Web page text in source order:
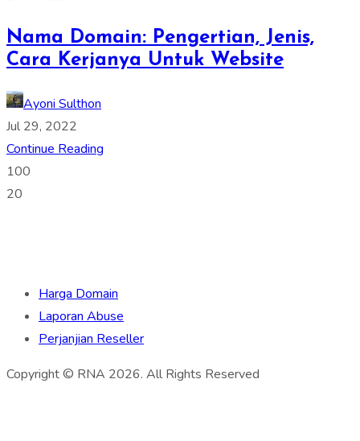
Nama Domain: Pengertian, Jenis,
Cara Kerjanya Untuk Website
Ayoni Sulthon
Jul 29, 2022
Continue Reading
100
20
Harga Domain
Laporan Abuse
Perjanjian Reseller
Copyright © RNA 2026. All Rights Reserved